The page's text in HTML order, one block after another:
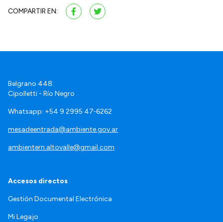
COMPARTIR EN:
Belgrano 448.
Cipolletti - Río Negro
Whatsapp: +54 9 2995 47‑6262
mesadeentrada@ambiente.gov.ar
ambientern.altovalle@gmail.com
Accesos directos
Gestión Documental Electrónica
Mi Legajo